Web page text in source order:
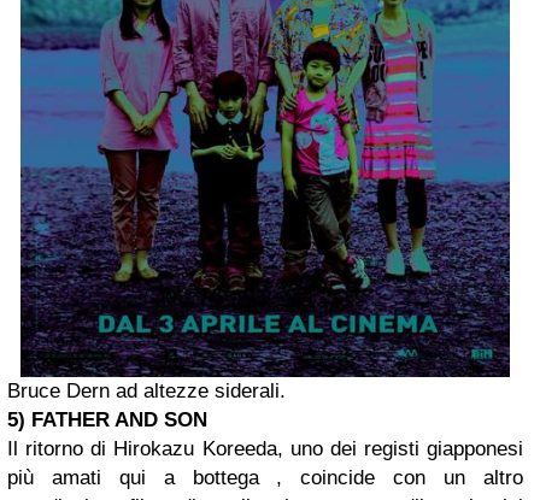
Bruce Dern ad altezze siderali.
5) FATHER AND SON
Il ritorno di Hirokazu Koreeda, uno dei registi giapponesi
più amati qui a bottega , coincide con un altro